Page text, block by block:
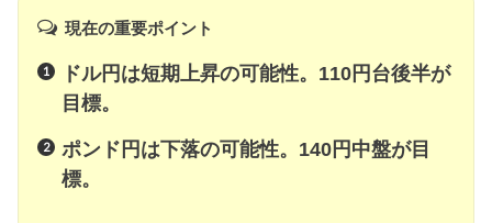
現在の重要ポイント
ドル円は短期上昇の可能性。110円台後半が
目標。
ポンド円は下落の可能性。140円中盤が目
標。